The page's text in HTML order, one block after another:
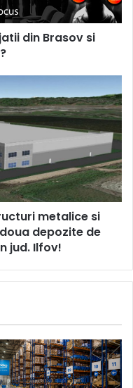
din Brasov si
metalice si
depozite de
jud. Ilfov!